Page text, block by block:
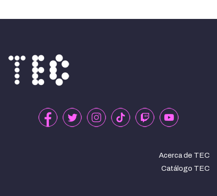
Acerca de TEC
Catálogo TEC